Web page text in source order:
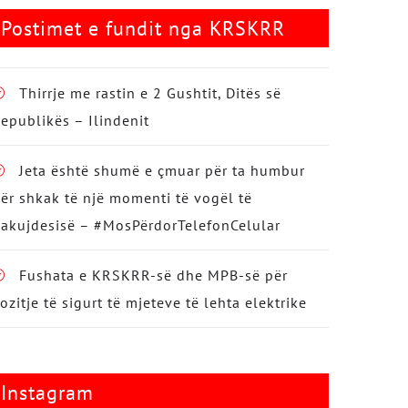
Postimet e fundit nga KRSKRR
Thirrje me rastin e 2 Gushtit, Ditës së
– Ilindenit
Jeta është shumë e çmuar për ta humbur
shkak të një momenti të vogël të
– #MosPërdorTelefonCelular
Fushata e KRSKRR-së dhe MPB-së për
të sigurt të mjeteve të lehta elektrike
Instagram